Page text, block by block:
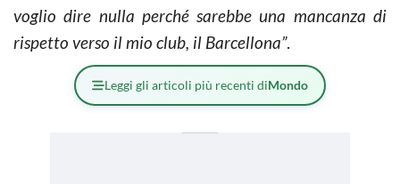
voglio dire nulla perché sarebbe una mancanza di
rispetto verso il mio club, il Barcellona”.
Leggi gli articoli più recenti diMondo